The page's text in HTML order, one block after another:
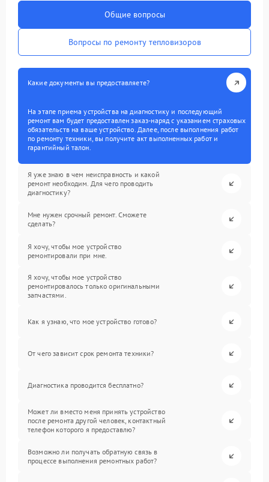
Общие вопросы
Вопросы по ремонту тепловизоров
Какие документы вы предоставляете?
На этапе приема устройства на диагностику и последующий
ремонт вам будет предоставлен заказ-наряд с указанием страховых
обязательств на ваше устройство. Далее, после выполнения работ
по ремонту техники, вы получите акт выполненных работ и
гарантийный талон.
Я уже знаю в чем неисправность и какой
ремонт необходим. Для чего проводить
диагностику?
Мне нужен срочный ремонт. Сможете
сделать?
Я хочу, чтобы мое устройство
ремонтировали при мне.
Я хочу, чтобы мое устройство
ремонтировалось только оригинальными
запчастями.
Как я узнаю, что мое устройство готово?
От чего зависит срок ремонта техники?
Диагностика проводится бесплатно?
Может ли вместо меня принять устройство
после ремонта другой человек, контактный
телефон которого я предоставлю?
Возможно ли получать обратную связь в
процессе выполнения ремонтных работ?